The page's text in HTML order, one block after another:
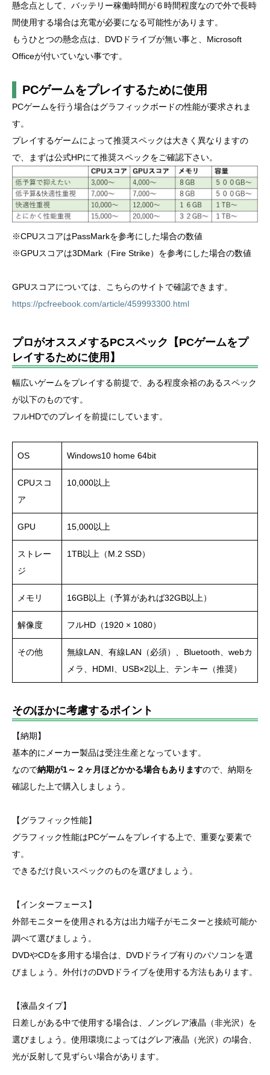
懸念点として、バッテリー稼働時間が６時間程度なので外で長時
間使用する場合は充電が必要になる可能性があります。
もうひとつの懸念点は、DVDドライブが無い事と、Microsoft
Officeが付いていない事です。
PCゲームをプレイするために使用
PCゲームを行う場合はグラフィックボードの性能が要求されま
す。
プレイするゲームによって推奨スペックは大きく異なりますの
で、まずは公式HPにて推奨スペックをご確認下さい。
※CPUスコアはPassMarkを参考にした場合の数値
※GPUスコアは3DMark（Fire Strike）を参考にした場合の数値
GPUスコアについては、こちらのサイトで確認できます。
https://pcfreebook.com/article/459993300.html
プロがオススメするPCスペック【PCゲームをプ
レイするために使用】
幅広いゲームをプレイする前提で、ある程度余裕のあるスペック
が以下のものです。
フルHDでのプレイを前提にしています。
OS Windows10 home 64bit
CPUスコ
ア
10,000以上
GPU 15,000以上
ストレー
ジ
1TB以上（M.2 SSD）
メモリ 16GB以上（予算があれば32GB以上）
解像度 フルHD（1920 × 1080）
その他
無線LAN、有線LAN（必須）、Bluetooth、webカ
メラ、HDMI、USB×2以上、テンキー（推奨）
そのほかに考慮するポイント
【納期】
基本的にメーカー製品は受注生産となっています。
なので納期が1～２ヶ月ほどかかる場合もありますので、納期を
確認した上で購入しましょう。
【グラフィック性能】
グラフィック性能はPCゲームをプレイする上で、重要な要素で
す。
できるだけ良いスペックのものを選びましょう。
【インターフェース】
外部モニターを使用される方は出力端子がモニターと接続可能か
調べて選びましょう。
DVDやCDを多用する場合は、DVDドライブ有りのパソコンを選
びましょう。外付けのDVDドライブを使用する方法もあります。
【液晶タイプ】
日差しがある中で使用する場合は、ノングレア液晶（非光沢）を
選びましょう。使用環境によってはグレア液晶（光沢）の場合、
光が反射して見ずらい場合があります。